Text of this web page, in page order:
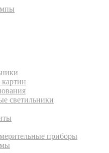
картин
светильники
приборы